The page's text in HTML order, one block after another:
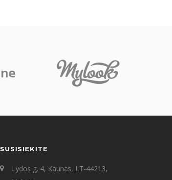
SUSISIEKITE
Lydos g. 4, Kaunas, LT-44213,